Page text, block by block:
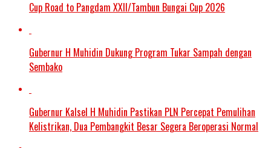
Cup Road to Pangdam XXII/Tambun Bungai Cup 2026
Gubernur H Muhidin Dukung Program Tukar Sampah dengan
Sembako
Gubernur Kalsel H Muhidin Pastikan PLN Percepat Pemulihan
Kelistrikan, Dua Pembangkit Besar Segera Beroperasi Normal